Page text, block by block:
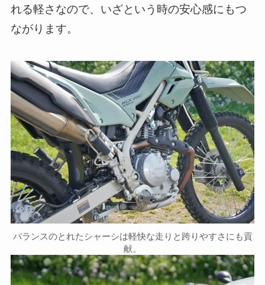
れる軽さなので、いざという時の安心感にもつ
ながります。
バランスのとれたシャーシは軽快な走りと跨りやすさにも貢
献。